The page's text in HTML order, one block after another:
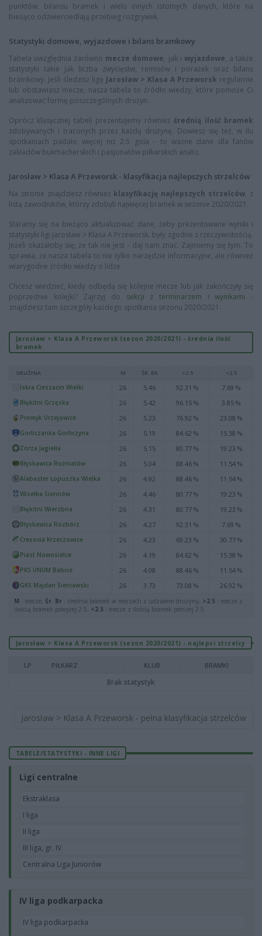
punktów, bilansu bramek i wielu innych istotnych danych, które na
bieżąco odzwierciedlają przebieg rozgrywek.
Statystyki domowe, wyjazdowe i bilans bramkowy
Tabela uwzględnia zarówno mecze domowe, jak i wyjazdowe, a także
statystyki takie jak liczba zwycięstw, remisów i porażek oraz bilans
bramkowy. Jeśli śledzisz ligę Jarosław > Klasa A Przeworsk regularnie
lub obstawiasz mecze, nasza tabela to źródło wiedzy, które pomoże Ci
analizować formę poszczególnych drużyn.
Oprócz klasycznej tabeli prezentujemy również średnią ilość bramek
zdobywanych i traconych przez każdą drużynę. Dowiesz się też, w ilu
spotkaniach padało więcej niż 2.5 gola - to ważne dane dla fanów
zakładów bukmacherskich i pasjonatów piłkarskich analiz.
Jarosław > Klasa A Przeworsk - klasyfikacja najlepszych strzelców
Na stronie znajdziesz również klasyfikację najlepszych strzelców, z
listą zawodników, którzy zdobyli najwięcej bramek w sezonie 2020/2021.
Staramy się na bieżąco aktualizować dane, żeby prezentowane wyniki i
statystyki ligi Jarosław > Klasa A Przeworsk. były zgodne z rzeczywistością.
Jeżeli okazałoby się, że tak nie jest - daj nam znać. Zajmiemy się tym. To
sprawia, że nasza tabela to nie tylko narzędzie informacyjne, ale również
wiarygodne źródło wiedzy o lidze
Chcesz wiedzieć, kiedy odbędą się kolejne mecze lub jak zakończyły się
poprzednie kolejki? Zajrzyj do sekcji z terminarzem i wynikami -
znajdziesz tam szczegóły każdego spotkania sezonu 2020/2021.
Jarosław > Klasa A Przeworsk (sezon 2020/2021) - średnia ilość
bramek
DRUŻYNA M ŚR. BR >2.5 <2.5
Iskra Cieszacin Wielki 26 5.46 92.31 % 7.69 %
Błękitni Grzęska 26 5.42 96.15 % 3.85 %
Promyk Urzejowice 26 5.23 76.92 % 23.08 %
Gorliczanka Gorliczyna 26 5.19 84.62 % 15.38 %
Zorza Jagiełła 26 5.15 80.77 % 19.23 %
Błyskawica Rożniatów 26 5.04 88.46 % 11.54 %
Alabaster Łopuszka Wielka 26 4.92 88.46 % 11.54 %
Wisełka Siennów 26 4.46 80.77 % 19.23 %
Błękitni Wierzbna 26 4.31 80.77 % 19.23 %
Błyskawica Rozbórz 26 4.27 92.31 % 7.69 %
Cresovia Krzeczowice 26 4.23 69.23 % 30.77 %
Piast Nowosielce 26 4.19 84.62 % 15.38 %
PKS UNUM Babice 26 4.08 88.46 % 11.54 %
GKS Majdan Sieniawski 26 3.73 73.08 % 26.92 %
M - mecze, Śr. Br - średnia bramek w meczach z udziałem drużyny, >2.5 - mecze z
ilością bramek powyżej 2.5, <2.5 - mecze z ilością bramek poniżej 2.5
Jarosław > Klasa A Przeworsk (sezon 2020/2021) - najlepsi strzelcy
LP PIŁKARZ KLUB BRAMKI
Brak statystyk
Jarosław > Klasa A Przeworsk - pełna klasyfikacja strzelców
TABELE/STATYSTYKI - INNE LIGI
Ligi centralne
Ekstraklasa
I liga
II liga
III liga, gr. IV
Centralna Liga Juniorów
IV liga podkarpacka
IV liga podkarpacka